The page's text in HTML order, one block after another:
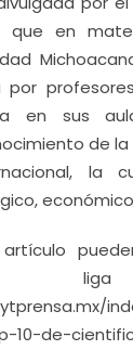
que en
por
en sus
de
la
10-de-